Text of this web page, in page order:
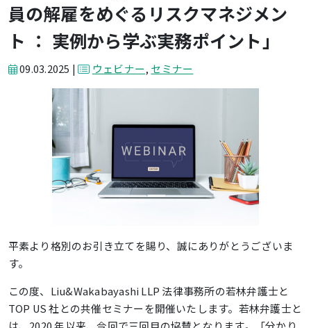
員の解雇をめぐるリスクマネジメン
ト ： 実例から学ぶ実務ポイント」
09.03.2025 | ウェビナー, セミナー
平素より格別のお引き立てを賜り、誠にありがとうございま
す。
この度、Liu&Wakabayashi LLP 法律事務所の若林弁護士と
TOP US 社との共催セミナーを開催いたします。若林弁護士と